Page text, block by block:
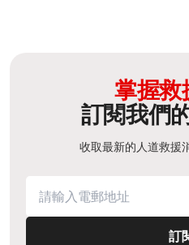
掌握救
訂閱我們
收取最新的人道救援
訂